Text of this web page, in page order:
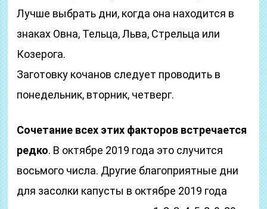
Лучше выбрать дни, когда она находится в
знаках Овна, Тельца, Льва, Стрельца или
Козерога.
Заготовку кочанов следует проводить в
понедельник, вторник, четверг.
Сочетание всех этих факторов встречается
редко. В октябре 2019 года это случится
восьмого числа. Другие благоприятные дни
для засолки капусты в октябре 2019 года